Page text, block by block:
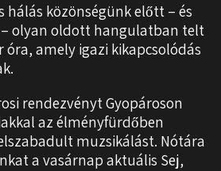
hálás közönségünk előtt – és
olyan oldott hangulatban telt
óra, amely igazi kikapcsolódás
rendezvényt Gyopároson
az élményfürdőben
muzsikálást. Nótára
a vasárnap aktuális Sej,